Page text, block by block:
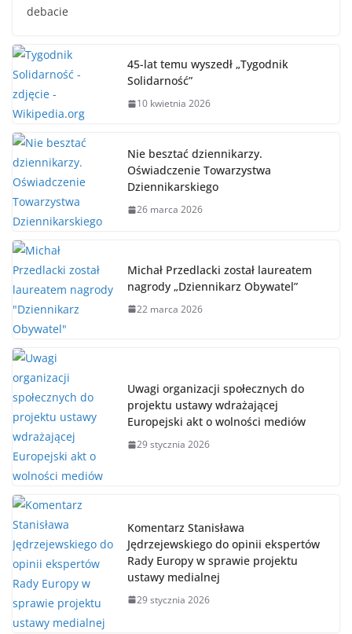
debacie
45-lat temu wyszedł „Tygodnik
Solidarność”
10 kwietnia 2026
Nie besztać dziennikarzy.
Oświadczenie Towarzystwa
Dziennikarskiego
26 marca 2026
Michał Przedlacki został laureatem
nagrody „Dziennikarz Obywatel”
22 marca 2026
Uwagi organizacji społecznych do
projektu ustawy wdrażającej
Europejski akt o wolności mediów
29 stycznia 2026
Komentarz Stanisława
Jędrzejewskiego do opinii ekspertów
Rady Europy w sprawie projektu
ustawy medialnej
29 stycznia 2026